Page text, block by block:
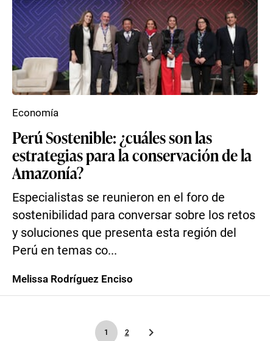
Perú Sostenible: ¿cuáles son las
estrategias para la conservación de la
Amazonía?
Especialistas se reunieron en el foro de
sostenibilidad para conversar sobre los retos
y soluciones que presenta esta región del
Perú en temas co...
Economía
Melissa Rodríguez Enciso
1 2